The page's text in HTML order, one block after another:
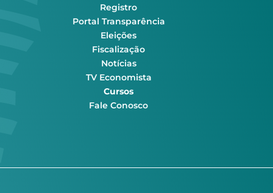
Registro
Portal Transparência
Eleições
Fiscalização
Notícias
TV Economista
Cursos
Fale Conosco